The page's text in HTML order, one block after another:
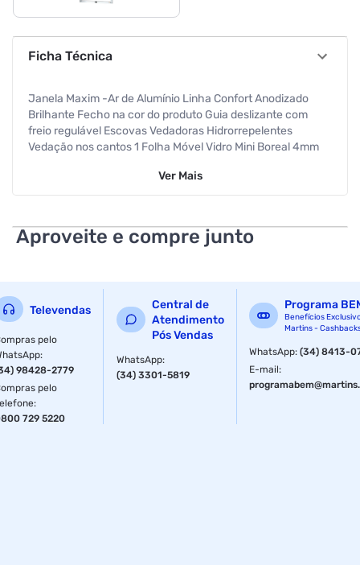
Ficha Técnica
Janela Maxim -Ar de Alumínio Linha Confort Anodizado
Brilhante Fecho na cor do produto Guia deslizante com
freio regulável Escovas Vedadoras Hidrorrepelentes
Vedação nos cantos 1 Folha Móvel Vidro Mini Boreal 4mm
NBR10821 Garantia de 5 anos contra defeitos de
Ver Mais
Aproveite e compre junto
Televendas
pelo
:
98428-2779
pelo
:
729 5220
Central de
Atendimento
Pós Vendas
WhatsApp:
(34) 3301-5819
Programa
Benefícios
Martins -
WhatsApp:(34) 8413-
E-mail: